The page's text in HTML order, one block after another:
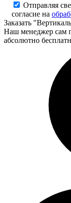
Отправляя
согласие на
Заказать
Наш менеджер сам
абсолютно